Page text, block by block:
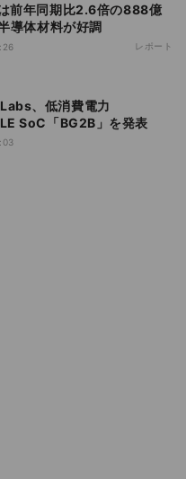
前年同期比2.6倍の888億
導体材料が好調
レポート
SoC「BG2B」を発表